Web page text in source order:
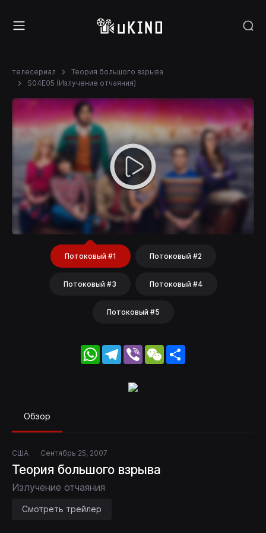
телесериал
Теория большого взрыва
S04E05 (Излучение отчаяния)
Потоковый #1 Потоковый #2
Потоковый #3 Потоковый #4
Потоковый #5
WhatsApp
Telegram
Viber WeChat
Обзор
США Сентябрь 25, 2007
Теория большого взрыва
Излучение отчаяния
Смотреть трейлер